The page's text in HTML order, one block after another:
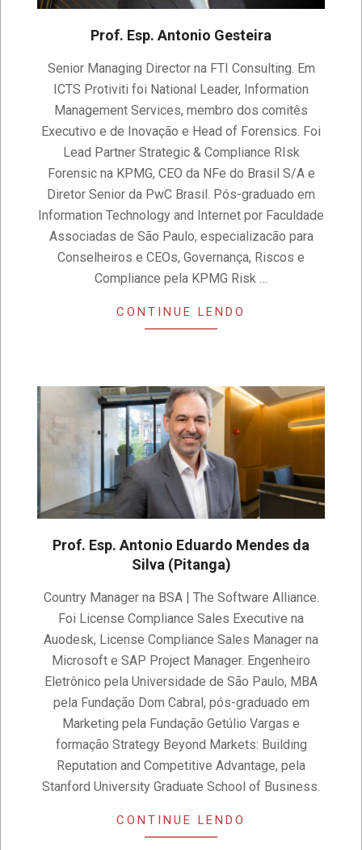
Prof. Esp. Antonio Gesteira
04-
Senior Managing Director na FTI Consulting. Em
ICTS Protiviti foi National Leader, Information
Management Services, membro dos comitês
Executivo e de Inovação e Head of Forensics. Foi
Lead Partner Strategic & Compliance RIsk
Forensic na KPMG, CEO da NFe do Brasil S/A e
Diretor Senior da PwC Brasil. Pós-graduado em
Information Technology and Internet por Faculdade
Associadas de São Paulo, especializacão para
Conselheiros e CEOs, Governança, Riscos e
Compliance pela KPMG Risk …
CONTINUE LENDO
Prof. Esp. Antonio Eduardo Mendes da
Silva (Pitanga)
04-
Country Manager na BSA | The Software Alliance.
Foi License Compliance Sales Executive na
Auodesk, License Compliance Sales Manager na
Microsoft e SAP Project Manager. Engenheiro
Eletrônico pela Universidade de São Paulo, MBA
pela Fundação Dom Cabral, pós-graduado em
Marketing pela Fundação Getúlio Vargas e
formação Strategy Beyond Markets: Building
Reputation and Competitive Advantage, pela
Stanford University Graduate School of Business.
CONTINUE LENDO